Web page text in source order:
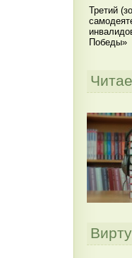
Третий
Победы»